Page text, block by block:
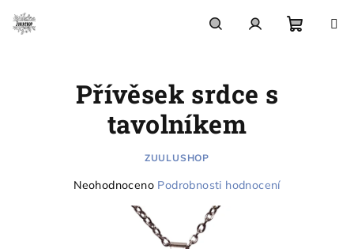
obsah
Přívěsek srdce s
tavolníkem
ZUULUSHOP
Průměrné
Neohodnoceno Podrobnosti hodnocení